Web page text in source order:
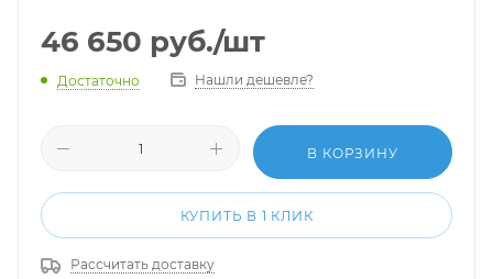
гостей Вашего офиса или дома.
46 650 руб./шт
Достаточно Нашли дешевле?
В КОРЗИНУ
КУПИТЬ В 1 КЛИК
Рассчитать доставку